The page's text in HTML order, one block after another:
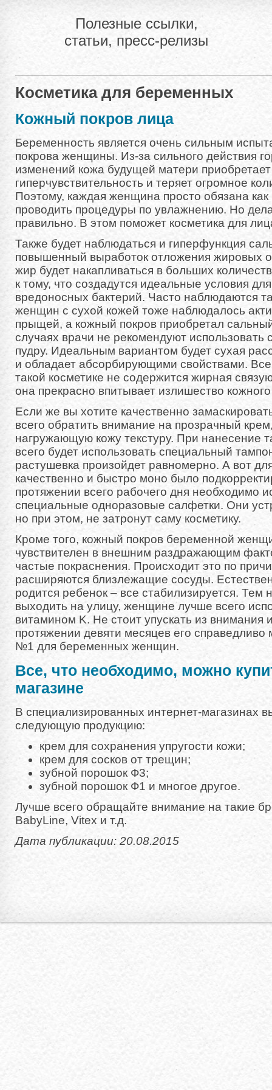
Полезные ссылки,
статьи, пресс-релизы
Косметика для беременных
Кожный покров лица
Беременность является очень сильным
покрова женщины. Из-за сильного действия
изменений кожа будущей матери приобретает
гиперчувствительность и теряет огромное
Поэтому, каждая женщина просто обязана
проводить процедуры по увлажнению. Но
правильно. В этом поможет косметика для
Также будет наблюдаться и гиперфункция
повышенный выработок отложения жировых
жир будет накапливаться в больших
к тому, что создадутся идеальные условия
вредоносных бактерий. Часто наблюдаются
женщин с сухой кожей тоже наблюдалось
прыщей, а кожный покров приобретал
случаях врачи не рекомендуют использовать
пудру. Идеальным вариантом будет сухая
и обладает абсорбирующими свойствами.
такой косметике не содержится жирная
она прекрасно впитывает излишество
Если же вы хотите качественно
всего обратить внимание на прозрачный
нагружающую кожу текстуру. При нанесение
всего будет использовать специальный
растушевка произойдет равномерно. А вот
качественно и быстро моно было
протяжении всего рабочего дня необходимо
специальные одноразовые салфетки. Они
но при этом, не затронут саму косметику.
Кроме того, кожный покров беременной
чувствителен в внешним раздражающим
частые покраснения. Происходит это по
расширяются близлежащие сосуды.
родится ребенок – все стабилизируется. Тем
выходить на улицу, женщине лучше всего
витамином K. Не стоит упускать из внимания
протяжении девяти месяцев его справедливо
№1 для беременных женщин.
Все, что необходимо, можно
магазине
В специализированных интернет-магазинах
следующую продукцию:
крем для сохранения упругости кожи;
крем для сосков от трещин;
зубной порошок Ф3;
зубной порошок Ф1 и многое другое.
Лучше всего обращайте внимание на такие
BabyLine, Vitex и т.д.
Дата публикации: 20.08.2015